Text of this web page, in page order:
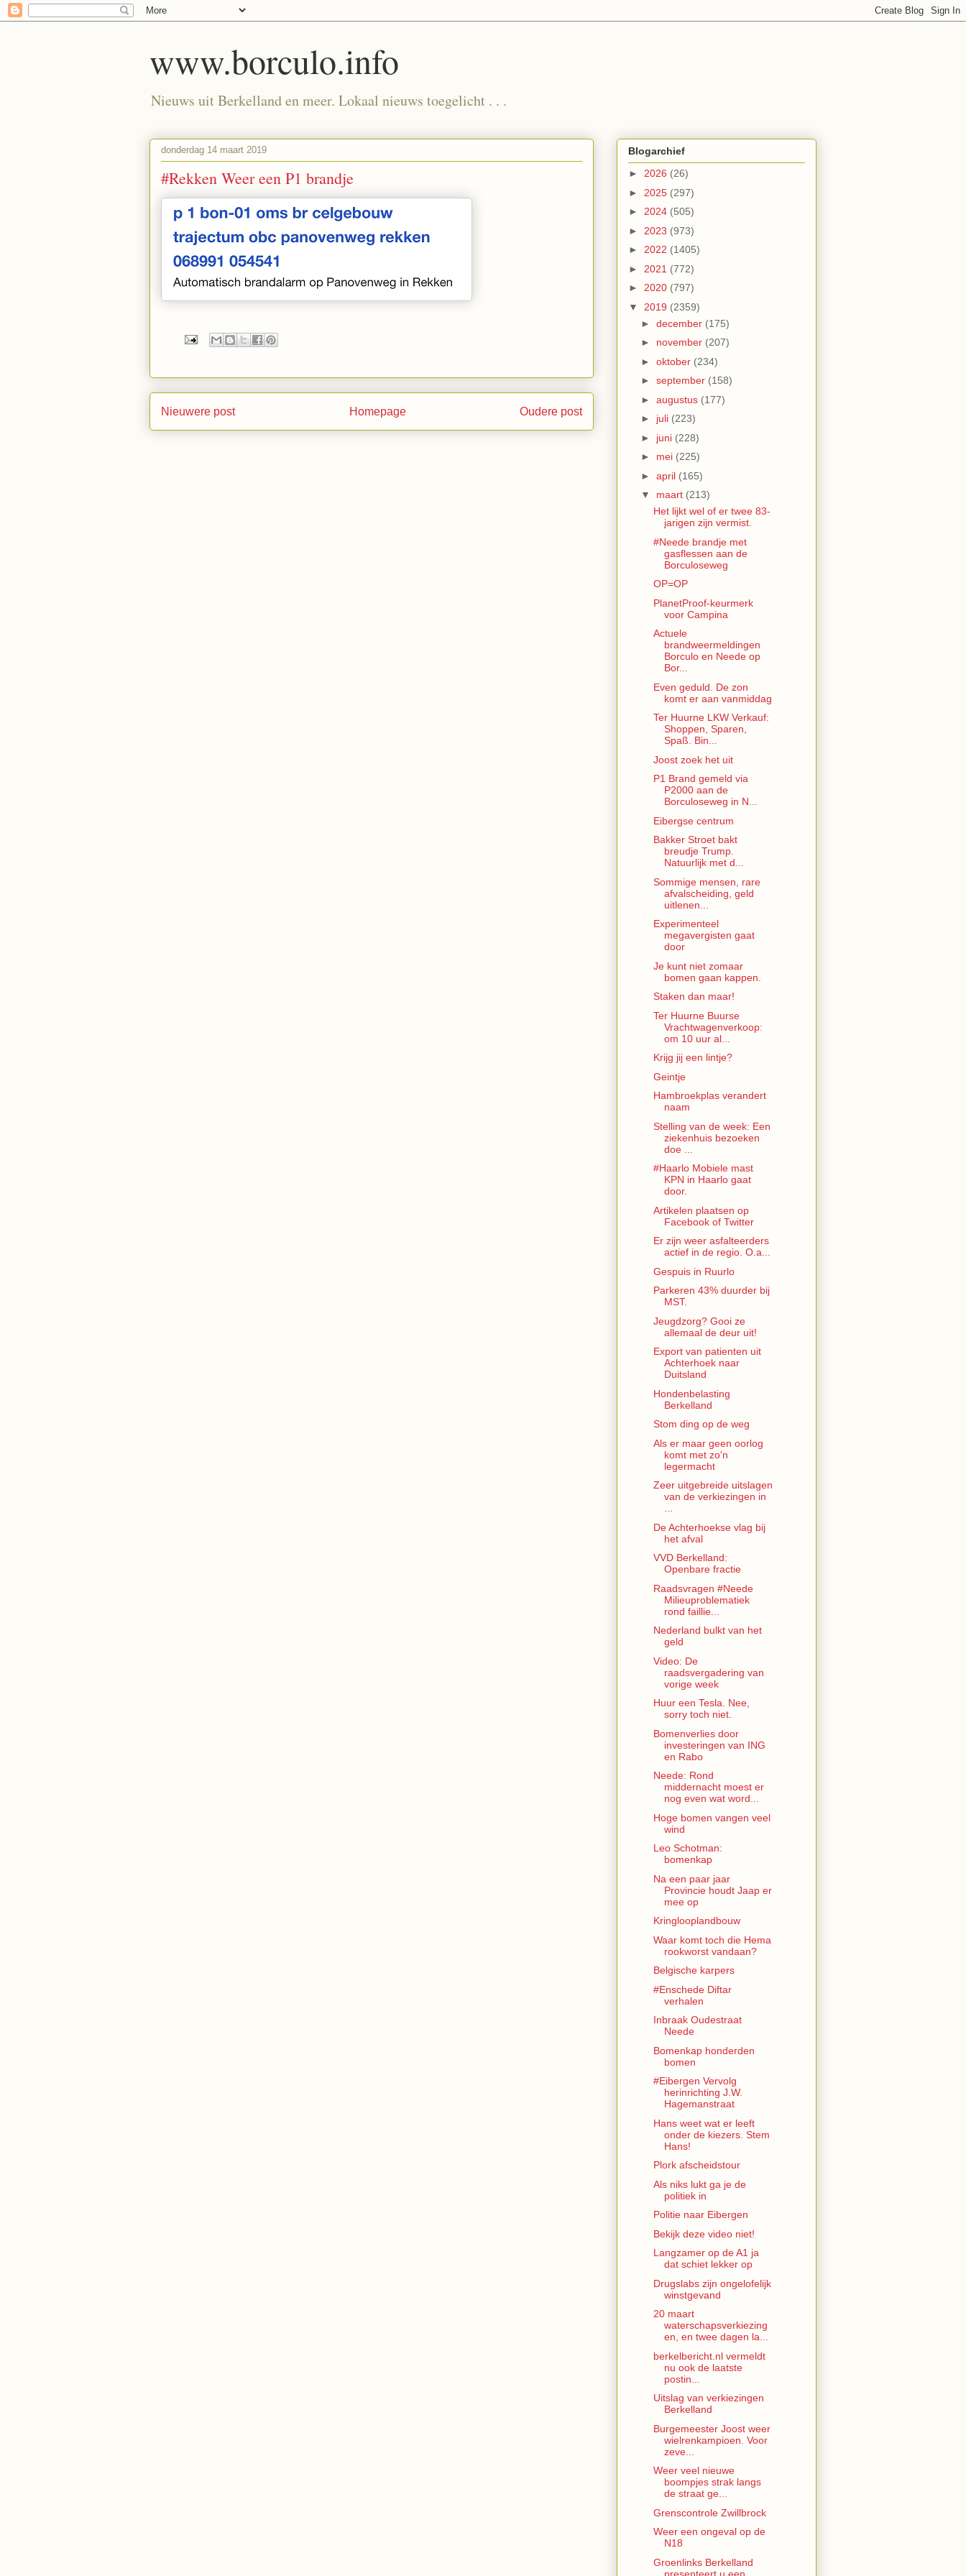
www.borculo.info
Nieuws uit Berkelland en meer. Lokaal nieuws toegelicht . . .
donderdag 14 maart 2019
#Rekken Weer een P1 brandje
Nieuwere post Oudere post
Homepage
Blogarchief
► 2026 (26)
► 2025 (297)
► 2024 (505)
► 2023 (973)
► 2022 (1405)
► 2021 (772)
► 2020 (797)
▼ 2019 (2359)
► december (175)
► november (207)
► oktober (234)
► september (158)
► augustus (177)
► juli (223)
► juni (228)
► mei (225)
► april (165)
▼ maart (213)
Het lijkt wel of er twee 83-
jarigen zijn vermist.
#Neede brandje met
gasflessen aan de
Borculoseweg
OP=OP
PlanetProof-keurmerk
voor Campina
Actuele
brandweermeldingen
Borculo en Neede op
Bor...
Even geduld. De zon
komt er aan vanmiddag
Ter Huurne LKW Verkauf:
Shoppen, Sparen,
Spaß. Bin...
Joost zoek het uit
P1 Brand gemeld via
P2000 aan de
Borculoseweg in N...
Eibergse centrum
Bakker Stroet bakt
breudje Trump.
Natuurlijk met d...
Sommige mensen, rare
afvalscheiding, geld
uitlenen...
Experimenteel
megavergisten gaat
door
Je kunt niet zomaar
bomen gaan kappen.
Staken dan maar!
Ter Huurne Buurse
Vrachtwagenverkoop:
om 10 uur al...
Krijg jij een lintje?
Geintje
Hambroekplas verandert
naam
Stelling van de week: Een
ziekenhuis bezoeken
doe ...
#Haarlo Mobiele mast
KPN in Haarlo gaat
door.
Artikelen plaatsen op
Facebook of Twitter
Er zijn weer asfalteerders
actief in de regio. O.a...
Gespuis in Ruurlo
Parkeren 43% duurder bij
MST.
Jeugdzorg? Gooi ze
allemaal de deur uit!
Export van patienten uit
Achterhoek naar
Duitsland
Hondenbelasting
Berkelland
Stom ding op de weg
Als er maar geen oorlog
komt met zo'n
legermacht
Zeer uitgebreide uitslagen
van de verkiezingen in
...
De Achterhoekse vlag bij
het afval
VVD Berkelland:
Openbare fractie
Raadsvragen #Neede
Milieuproblematiek
rond faillie...
Nederland bulkt van het
geld
Video: De
raadsvergadering van
vorige week
Huur een Tesla. Nee,
sorry toch niet.
Bomenverlies door
investeringen van ING
en Rabo
Neede: Rond
middernacht moest er
nog even wat word...
Hoge bomen vangen veel
wind
Leo Schotman:
bomenkap
Na een paar jaar
Provincie houdt Jaap er
mee op
Kringlooplandbouw
Waar komt toch die Hema
rookworst vandaan?
Belgische karpers
#Enschede Diftar
verhalen
Inbraak Oudestraat
Neede
Bomenkap honderden
bomen
#Eibergen Vervolg
herinrichting J.W.
Hagemanstraat
Hans weet wat er leeft
onder de kiezers. Stem
Hans!
Plork afscheidstour
Als niks lukt ga je de
politiek in
Politie naar Eibergen
Bekijk deze video niet!
Langzamer op de A1 ja
dat schiet lekker op
Drugslabs zijn ongelofelijk
winstgevand
20 maart
waterschapsverkiezing
en, en twee dagen la...
berkelbericht.nl vermeldt
nu ook de laatste
postin...
Uitslag van verkiezingen
Berkelland
Burgemeester Joost weer
wielrenkampioen. Voor
zeve...
Weer veel nieuwe
boompjes strak langs
de straat ge...
Grenscontrole Zwillbrock
Weer een ongeval op de
N18
Groenlinks Berkelland